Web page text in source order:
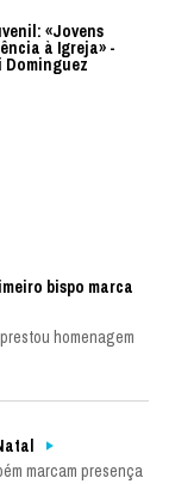
«Jovens
à Igreja» -
Dominguez
bispo marca
homenagem
marcam presença